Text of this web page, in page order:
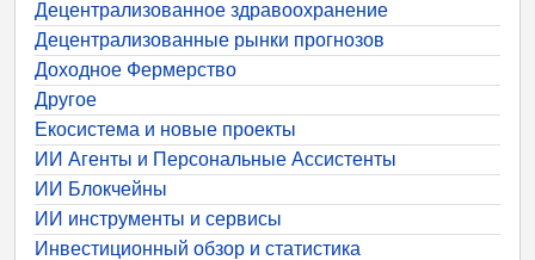
Децентрализованное здравоохранение
Децентрализованные рынки прогнозов
Доходное Фермерство
Другое
Екосистема и новые проекты
ИИ Агенты и Персональные Ассистенты
ИИ Блокчейны
ИИ инструменты и сервисы
Инвестиционный обзор и статистика